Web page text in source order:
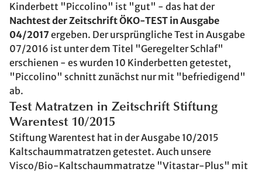
Kinderbett "Piccolino" ist "gut" - das hat der
Nachtest der Zeitschrift ÖKO-TEST in Ausgabe
04/2017 ergeben. Der ursprüngliche Test in Ausgabe
07/2016 ist unter dem Titel "Geregelter Schlaf"
erschienen - es wurden 10 Kinderbetten getestet,
"Piccolino" schnitt zunächst nur mit "befriedigend"
ab.
Test Matratzen in Zeitschrift Stiftung
Warentest 10/2015
Stiftung Warentest hat in der Ausgabe 10/2015
Kaltschaummatratzen getestet. Auch unsere
Visco/Bio-Kaltschaummatratze "Vitastar-Plus" mit